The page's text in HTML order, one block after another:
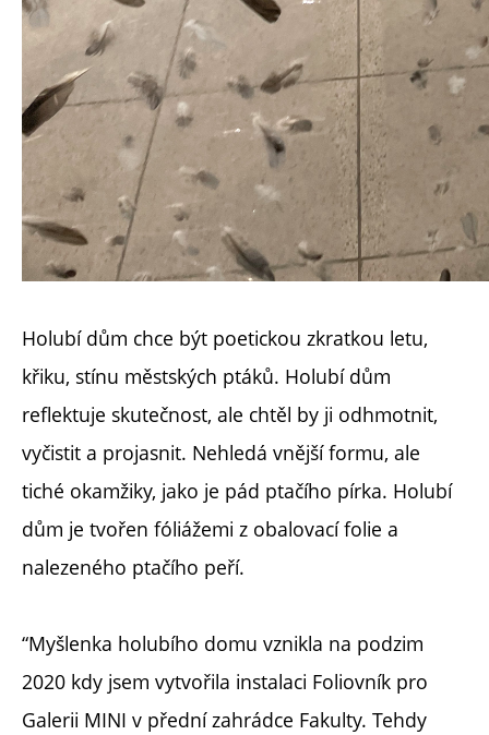
Holubí dům chce být poetickou zkratkou letu,
křiku, stínu městských ptáků. Holubí dům
reflektuje skutečnost, ale chtěl by ji odhmotnit,
vyčistit a projasnit. Nehledá vnější formu, ale
tiché okamžiky, jako je pád ptačího pírka. Holubí
dům je tvořen fóliážemi z obalovací folie a
nalezeného ptačího peří.
“Myšlenka holubího domu vznikla na podzim
2020 kdy jsem vytvořila instalaci Foliovník pro
Galerii MINI v přední zahrádce Fakulty. Tehdy